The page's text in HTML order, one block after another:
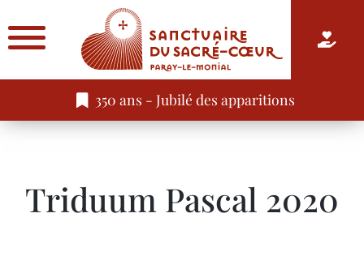
350 ans - Jubilé des apparitions
Triduum Pascal 2020